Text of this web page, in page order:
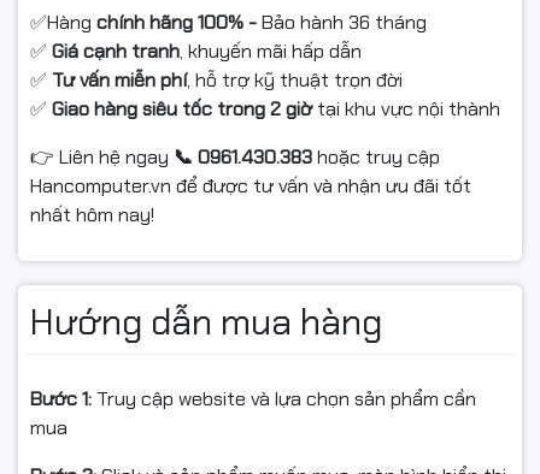
✅Hàng chính hãng 100% -Bảo hành 36 tháng
✅ Giá cạnh tranh, khuyến mãi hấp dẫn
✅ Tư vấn miễn phí, hỗ trợ kỹ thuật trọn đời
✅ Giao hàng siêu tốc trong 2 giờtại khu vực nội thành
👉 Liên hệ ngay 📞 0961.430.383hoặc truy cập
Hancomputer.vn để được tư vấn và nhận ưu đãi tốt
nhất hôm nay!
Hướng dẫn mua hàng
Bước 1: Truy cập website và lựa chọn sản phẩm cần
mua